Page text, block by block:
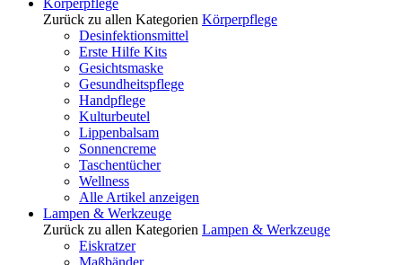
Körperpflege
Zurück zu allen Kategorien Körperpflege
Desinfektionsmittel
Erste Hilfe Kits
Gesichtsmaske
Gesundheitspflege
Handpflege
Kulturbeutel
Lippenbalsam
Sonnencreme
Taschentücher
Wellness
Alle Artikel anzeigen
Lampen & Werkzeuge
Zurück zu allen Kategorien Lampen & Werkzeuge
Eiskratzer
Maßbänder